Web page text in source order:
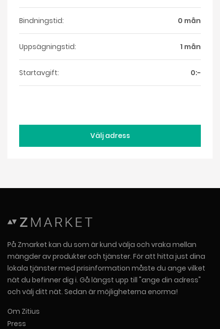
Bindningstid: 0 mån
Uppsägningstid: 1 mån
Startavgift: 0:-
Välj adress
På Zmarket kan du som är kund välja och vraka mellan
mängder av produkter och tjänster. För att hitta just dina
lokala tjänster med prisinformation måste du ange vilket
nät du befinner dig i. Gå längst upp till "ange din adress"
och välj ditt nät. Sedan är möjligheterna enorma!
Om Zitius
Press